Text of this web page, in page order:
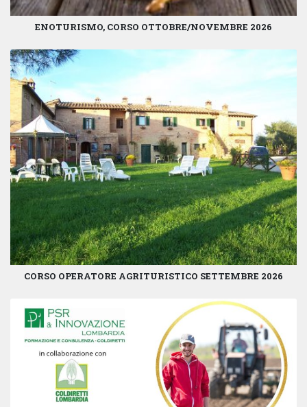
ENOTURISMO, CORSO OTTOBRE/NOVEMBRE 2026
CORSO OPERATORE AGRITURISTICO SETTEMBRE 2026